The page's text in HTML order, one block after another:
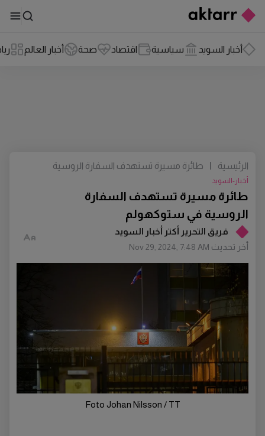
أخبار السويد سياسية اقتصاد صحة أخبار العالم
فريق التحرير أكتر أخبار السويد
أخر تحديث Nov 29, 2024, 7:48 AM
طائرة مسيرة تستهدف السفارة
الروسية في ستوكهولم
أخبار-السويد
الرئيسية |
طائرة مسيرة تستهدف السفارة الروسية
Foto Johan Nilsson / TT